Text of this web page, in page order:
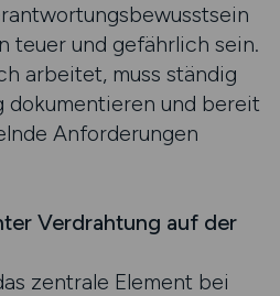
teuer und gefährlich sein.
arbeitet, muss ständig
dokumentieren und bereit
Anforderungen
Verdrahtung auf der
zentrale Element bei